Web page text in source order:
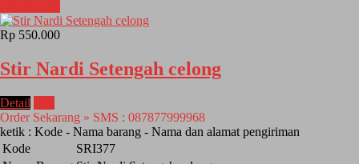
Rp 550.000
Stir Nardi Setengah celong
Detail
Order Sekarang » SMS : 087877999968
ketik : Kode - Nama barang - Nama dan alamat pengiriman
Kode
SRI377